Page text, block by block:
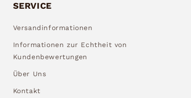
SERVICE
Versandinformationen
Informationen zur Echtheit von
Kundenbewertungen
Über Uns
Kontakt